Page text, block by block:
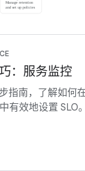
：服务监控
指南，了解如何
有效地设置 SLO。